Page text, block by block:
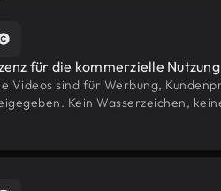
für die kommerzielle Nutzung
Videos sind für Werbung,
Kein Wasserzeichen,